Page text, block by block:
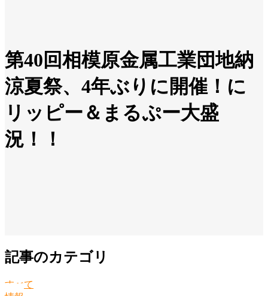
第40回相模原金属工業団地納
涼夏祭、4年ぶりに開催！に
リッピー＆まるぷー大盛
況！！
記事のカテゴリ
すべて